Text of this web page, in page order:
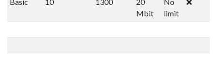
Mbit
limit